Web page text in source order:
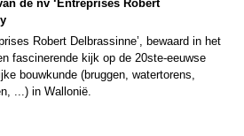
de nv ‘Entreprises Robert
Robert Delbrassinne’, bewaard in het
fascinerende kijk op de 20ste-eeuwse
bouwkunde (bruggen, watertorens,
...) in Wallonië.